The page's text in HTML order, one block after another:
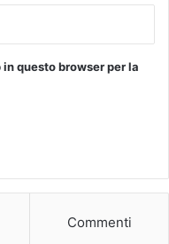
questo browser per la
Commenti